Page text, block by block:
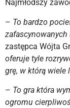
Najmłodszy
– To bardzo
zastępca Wójta
oferuje tyle
grę, w którą wiele
– To gra która
ogromu